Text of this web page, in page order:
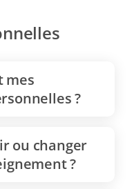
mes
?
ou changer
?